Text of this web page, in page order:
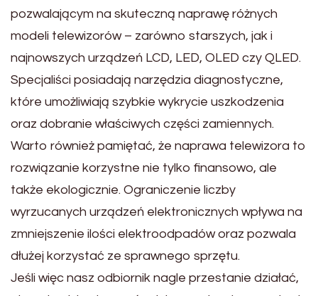
pozwalającym na skuteczną naprawę różnych
modeli telewizorów – zarówno starszych, jak i
najnowszych urządzeń LCD, LED, OLED czy QLED.
Specjaliści posiadają narzędzia diagnostyczne,
które umożliwiają szybkie wykrycie uszkodzenia
oraz dobranie właściwych części zamiennych.
Warto również pamiętać, że naprawa telewizora to
rozwiązanie korzystne nie tylko finansowo, ale
także ekologicznie. Ograniczenie liczby
wyrzucanych urządzeń elektronicznych wpływa na
zmniejszenie ilości elektroodpadów oraz pozwala
dłużej korzystać ze sprawnego sprzętu.
Jeśli więc nasz odbiornik nagle przestanie działać,